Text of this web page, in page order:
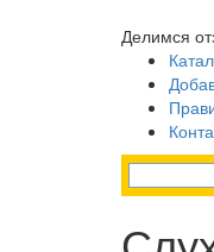
Делимся